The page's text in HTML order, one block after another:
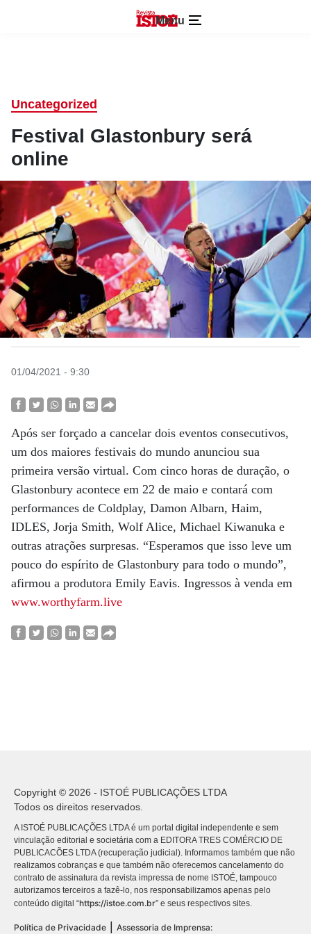
Menu
Uncategorized
Festival Glastonbury será
online
01/04/2021 - 9:30
Após ser forçado a cancelar dois eventos consecutivos,
um dos maiores festivais do mundo anunciou sua
primeira versão virtual. Com cinco horas de duração, o
Glastonbury acontece em 22 de maio e contará com
performances de Coldplay, Damon Albarn, Haim,
IDLES, Jorja Smith, Wolf Alice, Michael Kiwanuka e
outras atrações surpresas. “Esperamos que isso leve um
pouco do espírito de Glastonbury para todo o mundo”,
afirmou a produtora Emily Eavis. Ingressos à venda em
www.worthyfarm.live
Copyright © 2026 - ISTOÉ PUBLICAÇÕES LTDA
Todos os direitos reservados.
A ISTOÉ PUBLICAÇÕES LTDA é um portal digital independente e sem
vinculação editorial e societária com a EDITORA TRES COMÉRCIO DE
PUBLICACÕES LTDA (recuperação judicial). Informamos também que não
realizamos cobranças e que também não oferecemos cancelamento do
contrato de assinatura da revista impressa de nome ISTOÉ, tampouco
autorizamos terceiros a fazê-lo, nos responsabilizamos apenas pelo
conteúdo digital “https://istoe.com.br” e seus respectivos sites.
Política de Privacidade Assessoria de Imprensa: